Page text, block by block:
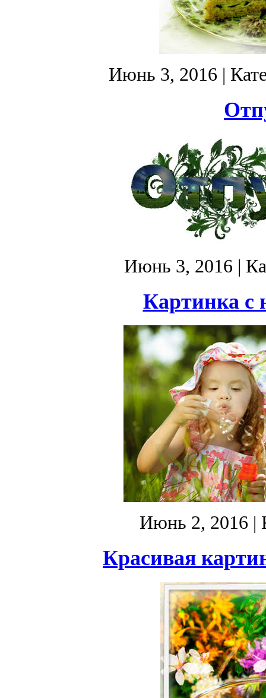
Июнь 3, 2016 |
Июнь 3, 2016 |
Картинка с
Июнь 2, 2016 |
Красивая